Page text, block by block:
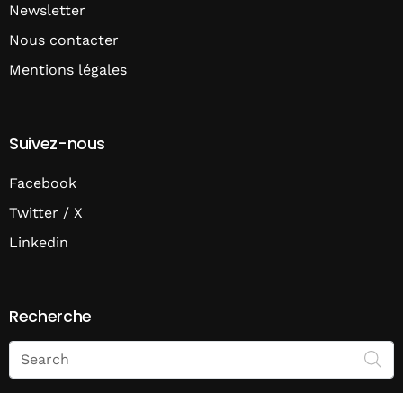
Newsletter
Nous contacter
Mentions légales
Suivez-nous
Facebook
Twitter / X
Linkedin
Recherche
Search
on
Economie